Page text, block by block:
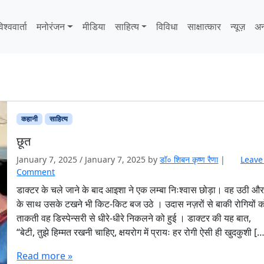
मनोरंजन मीडिया साहित्‍य विविधा साक्षात्‍कार न्यूज़
कहानी साहित्‍य
छूत
January 7, 2025 / January 7, 2025 byडॉ० शिबन कृष्ण रैणा |
Comment
डाक्टर के चले जाने के बाद आइशा ने एक लम्बा निःश्वास छोड़ा। वह उठी
के साथ उसके टखने भी किट-किट बज उठे । उदास नज़रों से बाकी रोगियों
ताकती वह डिस्पेन्सरी से धीरे-धीरे निकलने को हुई । डाक्टर की यह बात,
“बेटी, तुझे हिम्मत रखनी चाहिए, क्षयरोग में प्रायः हर रोगी ऐसी ही खुदकुशी
Read more »